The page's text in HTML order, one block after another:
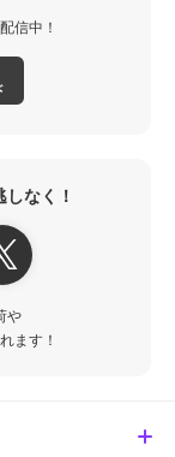
信中！
なく！
や
ます！